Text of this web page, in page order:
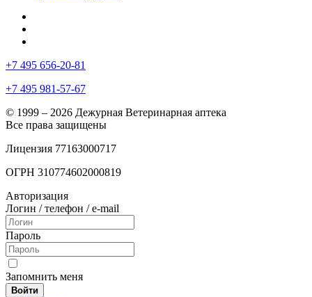
+7 495 656-20-81
+7 495 981-57-67
© 1999 – 2026 Дежурная Ветеринарная аптека
Все права защищены
Лицензия 77163000717
ОГРН 310774602000819
Авторизация
Логин / телефон / e-mail
Пароль
Запомнить меня
Войти